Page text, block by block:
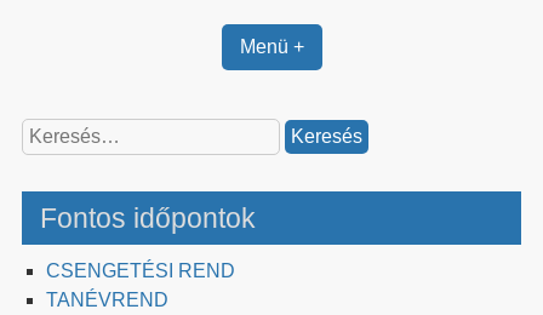
Menü +
Keresés:
Fontos időpontok
CSENGETÉSI REND
TANÉVREND